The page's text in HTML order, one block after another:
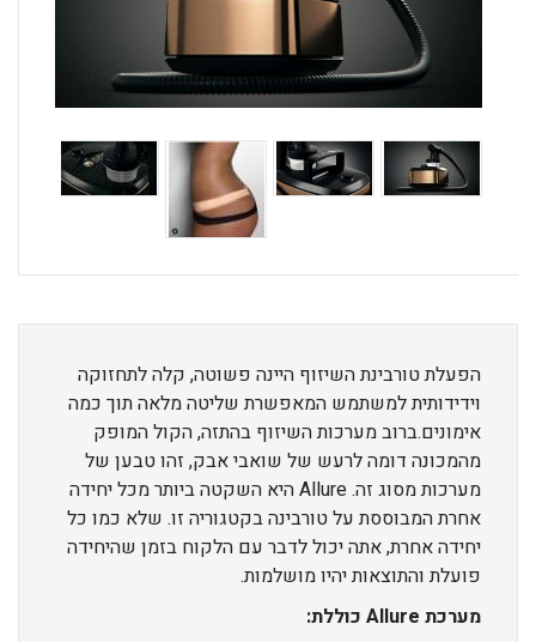
הפעלת טורבינת השיזוף היינה פשוטה, קלה לתחזוקה
וידידותית למשתמש המאפשרת שליטה מלאה תוך כמה
אימונים.ברוב מערכות השיזוף בהתזה, הקול המופק
מהמכונה דומה לרעש של שואבי אבק, זהו טבען של
מערכות מסוג זה. Allure היא השקטה ביותר מכל יחידה
אחרת המבוססת על טורבינה בקטגוריה זו. שלא כמו כל
יחידה אחרת, אתה יכול לדבר עם הלקוח בזמן שהיחידה
פועלת והתוצאות יהיו מושלמות.
מערכת Allure כוללת: